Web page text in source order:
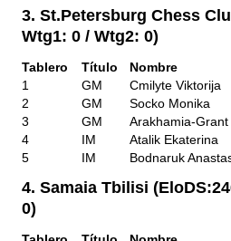
3. St.Petersburg Chess
Wtg1: 0 / Wtg2: 0)
Tablero Título Nombre
1
GM Cmilyte Viktorija
2
GM Socko Monika
3
GM Arakhamia-Grant
4
IM Atalik Ekaterina
5
IM Bodnaruk
4. Samaia Tbilisi
0)